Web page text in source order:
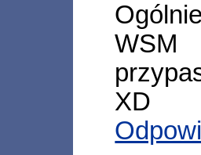
XD